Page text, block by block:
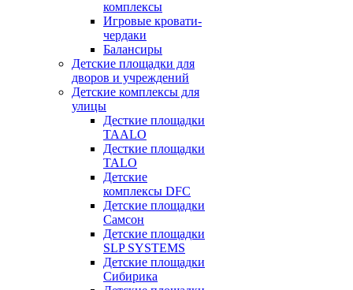
комплексы
Игровые кровати-
чердаки
Балансиры
Детские площадки для
дворов и учреждений
Детские комплексы для
улицы
Десткие площадки
TAALO
Десткие площадки
TALO
Детские
комплексы DFC
Детские площадки
Самсон
Детские площадки
SLP SYSTEMS
Детские площадки
Сибирика